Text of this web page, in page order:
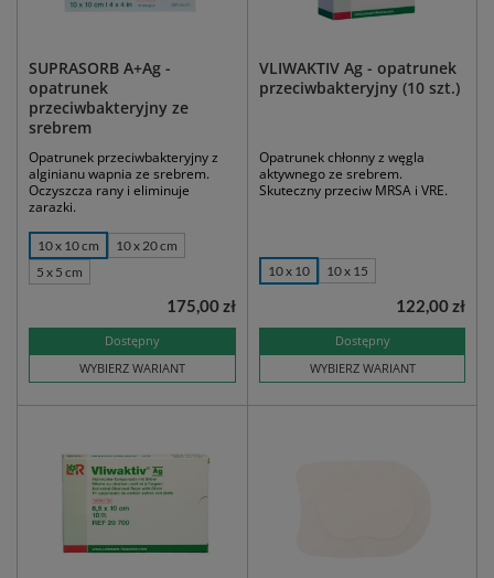
SUPRASORB A+Ag -
opatrunek
przeciwbakteryjny ze
srebrem
Opatrunek przeciwbakteryjny z
alginianu wapnia ze srebrem.
Oczyszcza rany i eliminuje
zarazki.
10 x 10 cm
10 x 20 cm
5 x 5 cm
Dostępny
WYBIERZ WARIANT
175,00 zł
VLIWAKTIV Ag - opatrunek
przeciwbakteryjny (10 szt.)
Opatrunek chłonny z węgla
aktywnego ze srebrem.
Skuteczny przeciw MRSA i VRE.
10 x 10 10 x 15
Dostępny
WYBIERZ WARIANT
122,00 zł